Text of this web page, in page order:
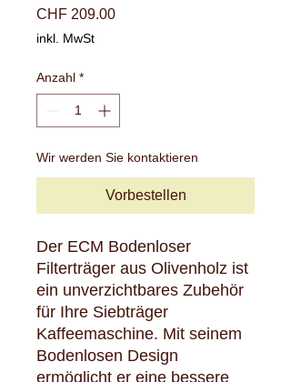
CHF 209.00Preis
inkl. MwSt
Anzahl *
Wir werden Sie kontaktieren
Vorbestellen
Der ECM Bodenloser
Filterträger aus Olivenholz ist
ein unverzichtbares Zubehör
für Ihre Siebträger
Kaffeemaschine. Mit seinem
Bodenlosen Design
ermöglicht er eine bessere